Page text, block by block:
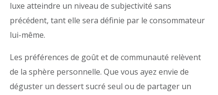
luxe atteindre un niveau de subjectivité sans
précédent, tant elle sera définie par le consommateur
lui-même.
Les préférences de goût et de communauté relèvent
de la sphère personnelle. Que vous ayez envie de
déguster un dessert sucré seul ou de partager un